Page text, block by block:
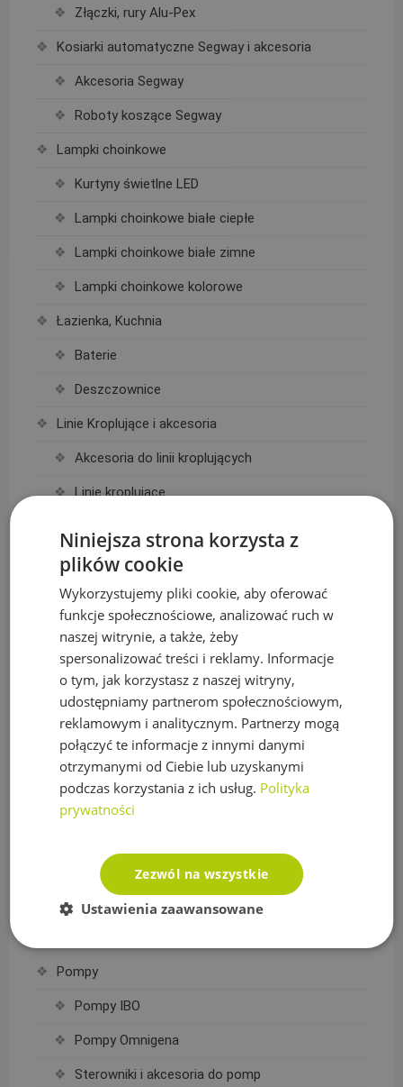
Złączki, rury Alu-Pex
Kosiarki automatyczne Segway i akcesoria
Akcesoria Segway
Roboty koszące Segway
Lampki choinkowe
Kurtyny świetlne LED
Lampki choinkowe białe ciepłe
Lampki choinkowe białe zimne
Lampki choinkowe kolorowe
Łazienka, Kuchnia
Baterie
Deszczownice
Linie Kroplujące i akcesoria
Akcesoria do linii kroplujących
Linie kroplujące
Mikronawadnianie
Narzędzia
Nawozy do trawy
Obrzeża trawnikowe, kraty parkingowe i kotwy
Opryskiwacze
Oświetlenie
Plandeki ochronne
Plandeka wzmacniana GRAY 200g/m2
Plandeka wzmacniana ULTRA WEIGHT 260g/m2
Plandeka zbrojona LENO CRYSTAL 100g/m2
Pompy
Pompy IBO
Pompy Omnigena
Sterowniki i akcesoria do pomp
Niniejsza strona korzysta z
plików cookie
Wykorzystujemy pliki cookie, aby oferować
funkcje społecznościowe, analizować ruch w
naszej witrynie, a także, żeby
spersonalizować treści i reklamy. Informacje
o tym, jak korzystasz z naszej witryny,
udostępniamy partnerom społecznościowym,
reklamowym i analitycznym. Partnerzy mogą
połączyć te informacje z innymi danymi
otrzymanymi od Ciebie lub uzyskanymi
podczas korzystania z ich usług. Polityka
prywatności
Zezwól na wszystkie
Ustawienia zaawansowane